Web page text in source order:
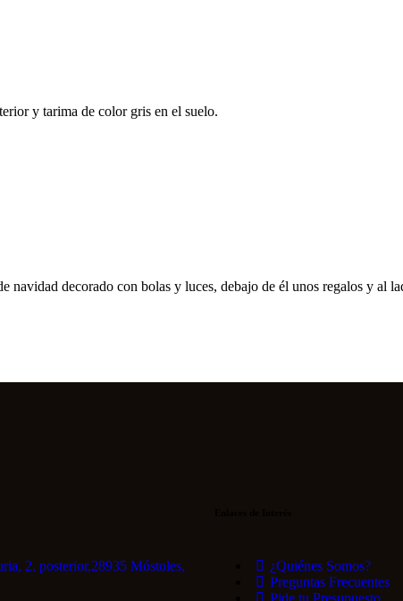
2, posterior,28935 Móstoles,
¿Quiénes Somos?
Preguntas Frecuentes
Pide tu Presupuesto